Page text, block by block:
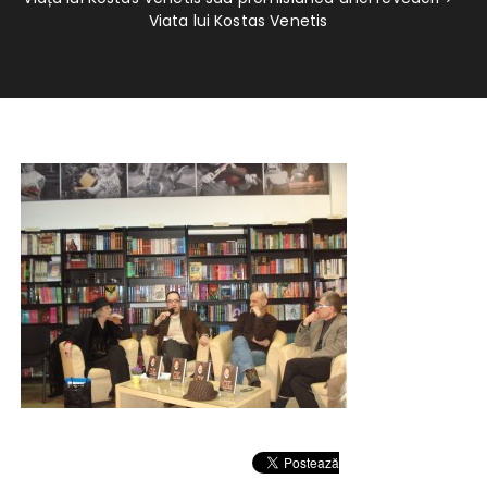
Viata lui Kostas Venetis